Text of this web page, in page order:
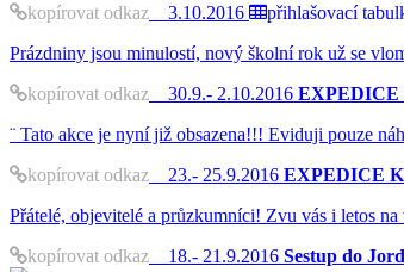
kopírovat odkaz 3.10.2016 přihlašovací
Prázdniny jsou minulostí, nový školní rok už se
kopírovat odkaz 30.9.- 2.10.2016 EXPEDICE
¨ Tato akce je nyní již obsazena!!! Eviduji pouze
kopírovat odkaz 23.- 25.9.2016 EXPEDICE
Přátelé, objevitelé a průzkumníci! Zvu vás i letos
kopírovat odkaz 18.- 21.9.2016 Sestup do